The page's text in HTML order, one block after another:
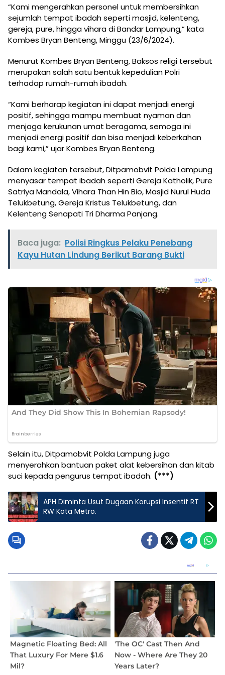
“Kami mengerahkan personel untuk membersihkan
sejumlah tempat ibadah seperti masjid, kelenteng,
gereja, pure, hingga vihara di Bandar Lampung,” kata
Kombes Bryan Benteng, Minggu (23/6/2024).
Menurut Kombes Bryan Benteng, Baksos religi tersebut
merupakan salah satu bentuk kepedulian Polri
terhadap rumah-rumah ibadah.
“Kami berharap kegiatan ini dapat menjadi energi
positif, sehingga mampu membuat nyaman dan
menjaga kerukunan umat beragama, semoga ini
menjadi energi positif dan bisa menjadi keberkahan
bagi kami,” ujar Kombes Bryan Benteng.
Dalam kegiatan tersebut, Ditpamobvit Polda Lampung
menyasar tempat ibadah seperti Gereja Katholik, Pure
Satriya Mandala, Vihara Than Hin Bio, Masjid Nurul Huda
Telukbetung, Gereja Kristus Telukbetung, dan
Kelenteng Senapati Tri Dharma Panjang.
Baca juga: Polisi Ringkus Pelaku Penebang
Kayu Hutan Lindung Berikut Barang Bukti
Selain itu, Ditpamobvit Polda Lampung juga
menyerahkan bantuan paket alat kebersihan dan kitab
suci kepada pengurus tempat ibadah. (***)
APH Diminta Usut Dugaan Korupsi Insentif RT
RW Kota Metro.